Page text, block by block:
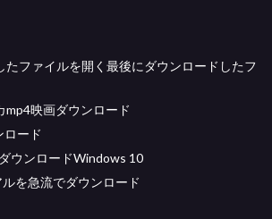
たファイルを開く最後にダウンロードしたフ
mp4映画ダウンロード
ード
ウンロードWindows 10
を急流でダウンロード